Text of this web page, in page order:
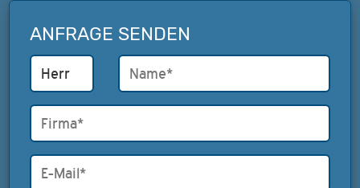
ANFRAGE SENDEN